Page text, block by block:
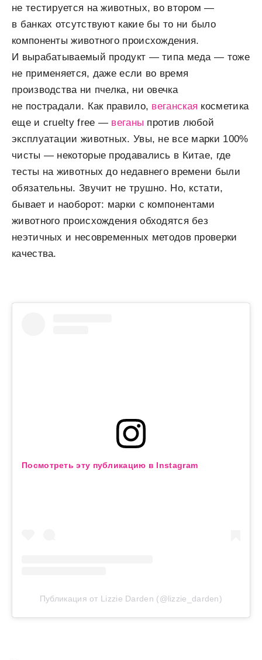
не тестируется на животных, во втором —
в банках отсутствуют какие бы то ни было
компоненты животного происхождения.
И вырабатываемый продукт — типа меда — тоже
не применяется, даже если во время
производства ни пчелка, ни овечка
не пострадали. Как правило, веганская косметика
еще и cruelty free — веганы против любой
эксплуатации животных. Увы, не все марки 100%
чисты — некоторые продавались в Китае, где
тесты на животных до недавнего времени были
обязательны. Звучит не трушно. Но, кстати,
бывает и наоборот: марки с компонентами
животного происхождения обходятся без
неэтичных и несовременных методов проверки
качества.
Посмотреть эту публикацию в Instagram
Публикация от Lizzie Darden (@lizzie_darden)